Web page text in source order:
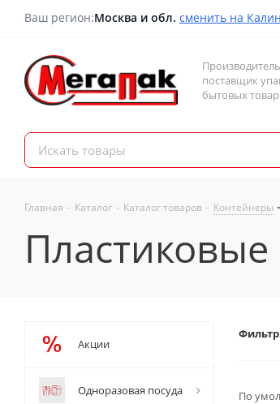
Ваш регион:Москва и обл. сменить на
поставщик
бытовых
Главная - Каталог - Каталог товаров - Контейнеры
По
Акции
Одноразовая посуда